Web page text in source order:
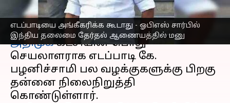
எடப்பாடியை அங்கீகரிக்க கூடாது - ஓபிஎஸ் சார்பில்
இந்திய தலைமை தேர்தல் ஆணையத்தில் மனு
செய்தி முன்னோட்டம்
அதிமுககட்சியின் பொது
செயலாளராக எடப்பாடி கே.
பழனிச்சாமி பல வழக்குகளுக்கு பிறகு
தன்னை நிலைநிறுத்தி
கொண்டுள்ளார்.